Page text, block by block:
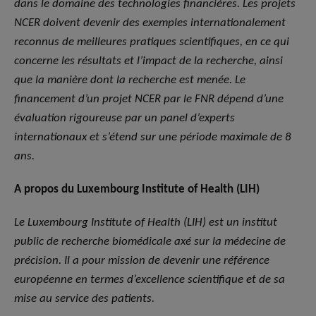
dans le domaine des technologies financières. Les projets
NCER doivent devenir des exemples internationalement
reconnus de meilleures pratiques scientifiques, en ce qui
concerne les résultats et l’impact de la recherche, ainsi
que la manière dont la recherche est menée. Le
financement d’un projet NCER par le FNR dépend d’une
évaluation rigoureuse par un panel d’experts
internationaux et s’étend sur une période maximale de 8
ans.
A propos du Luxembourg Institute of Health (LIH)
Le Luxembourg Institute of Health (LIH) est un institut
public de recherche biomédicale axé sur la médecine de
précision. Il a pour mission de devenir une référence
européenne en termes d’excellence scientifique et de sa
mise au service des patients.